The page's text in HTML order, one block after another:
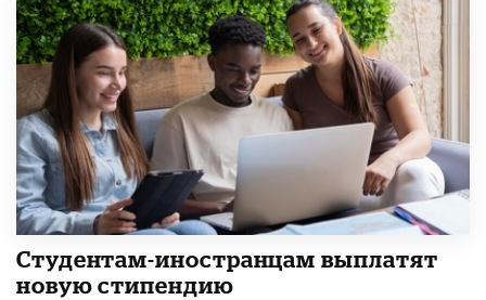
Студентам-иностранцам выплатят
новую стипендию